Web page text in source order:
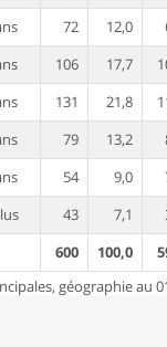
72 12,0
106 17,7
131 21,8
79 13,2
54 9,0
43 7,1
600 100,0
géographie au